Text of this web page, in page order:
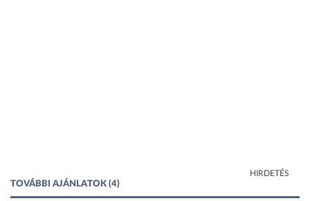
HIRDETÉS
TOVÁBBI AJÁNLATOK (4)